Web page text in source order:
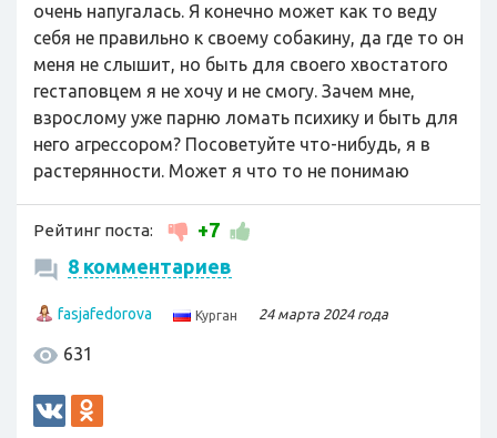
очень напугалась. Я конечно может как то веду
себя не правильно к своему собакину, да где то он
меня не слышит, но быть для своего хвостатого
гестаповцем я не хочу и не смогу. Зачем мне,
взрослому уже парню ломать психику и быть для
него агрессором? Посоветуйте что-нибудь, я в
растерянности. Может я что то не понимаю
Рейтинг поста:
+7
8 комментариев
fasjafedorova Курган 24 марта 2024 года
631